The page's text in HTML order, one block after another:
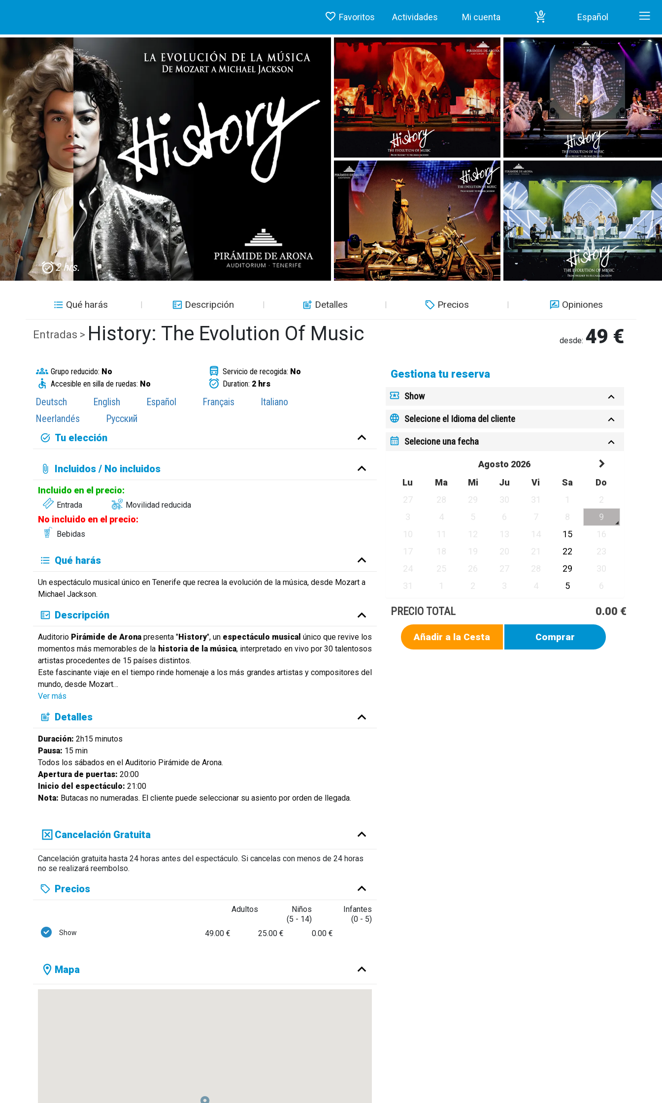
Favoritos Actividades Mi cuenta 0 Español
2 hrs.
Qué harás Descripción Detalles Precios Opiniones
Entradas > History: The Evolution Of Music desde: 49 €
Grupo reducido: No Servicio de recogida: No
Accesible en silla de ruedas: No Duration: 2 hrs
Deutsch English Español Français
Italiano
Neerlandés
Русский
Tu elección
Incluidos / No incluidos
Incluido en el precio:
Entrada Movilidad reducida
No incluido en el precio:
Bebidas
Qué harás
Un espectáculo musical único en Tenerife que recrea la evolución de la música, desde Mozart a
Michael Jackson.
Descripción
AuditorioPirámide de Aronapresenta "History", un espectáculo musical único que revive los
momentos más memorables de la historia de la música, interpretado en vivo por 30 talentosos
artistas procedentes de 15 países distintos.
Este fascinante viaje en el tiempo rinde homenaje a los más grandes artistas y compositores del
mundo, desde Mozart…
Ver más
Detalles
Duración: 2h15 minutos
Pausa: 15 min
Todos los sábados en el Auditorio Pirámide de Arona.
Apertura de puertas: 20:00
Inicio del espectáculo: 21:00
Nota: Butacas no numeradas. El cliente puede seleccionar su asiento por orden de llegada.
Cancelación Gratuita
Cancelación gratuita hasta 24 horas antes del espectáculo. Si cancelas con menos de 24 horas
no se realizará reembolso.
Precios
Adultos
Niños
(5 - 14)
Infantes
(0 - 5)
Show 49.00 € 25.00 € 0.00 €
Mapa
Gestiona tu reserva
Show
Selecione el Idioma del cliente
Selecione una fecha
Agosto 2026
Lu
Ma Mi Ju Vi Sa
Do
27
28 29 30 31 1
2
3
4 5 6 7 8
9
10
11 12 13 14 15
16
17
18 19 20 21 22
23
24
25 26 27 28 29
30
31
1 2 3 4 5 6
PRECIO TOTAL 0.00 €
Añadir a la Cesta Comprar